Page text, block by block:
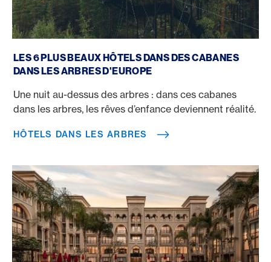
LES 6 PLUS BEAUX HÔTELS DANS DES CABANES
DANS LES ARBRES D'EUROPE
Une nuit au-dessus des arbres : dans ces cabanes
dans les arbres, les rêves d’enfance deviennent réalité.
HÔTELS DANS LES ARBRES